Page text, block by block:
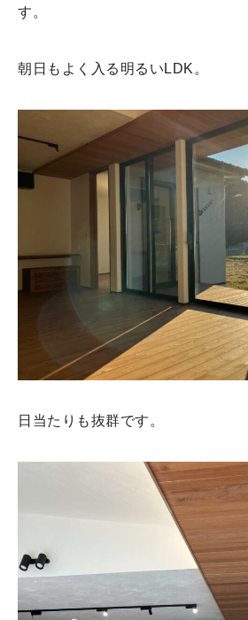
す。
朝日もよく入る明るいLDK。
日当たりも抜群です。